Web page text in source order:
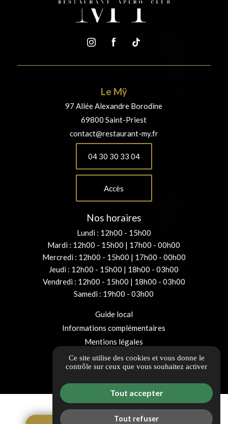
Le Mÿ
97 Allée Alexandre Borodine
69800 Saint-Priest
contact@restaurant-my.fr
04 30 30 33 04
Accès
Nos horaires
Lundi : 12h00 - 15h00
Mardi : 12h00 - 15h00 | 17h00 - 00h00
Mercredi : 12h00 - 15h00 | 17h00 - 00h00
Jeudi : 12h00 - 15h00 | 18h00 - 03h00
Vendredi : 12h00 - 15h00 | 18h00 - 03h00
Samedi : 19h00 - 03h00
Guide local
Informations complémentaires
Mentions légales
Politique de confidentialité
Gestion des cookies
Ce site utilise des cookies et vous donne le
contrôle sur ceux que vous souhaitez activer
Tout accepter
Tout refuser